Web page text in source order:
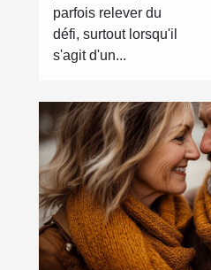
parfois relever du
défi, surtout lorsqu'il
s'agit d'un...